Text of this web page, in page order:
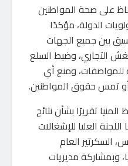
على صحة المواطنين
الدولة، مؤكدًا
بين جميع الجهات
التجاري، وضبط السلع
للمواصفات، ومنع أي
تمس حقوق المواطنين.
تقريرًا بشأن نتائج
العليا للإشغالات
السكرتير العام
وبمشاركة مديريات